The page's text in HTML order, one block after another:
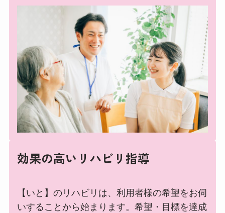
効果の高いリハビリ指導
【いと】のリハビリは、利用者様の希望をお伺
いすることから始まります。希望・目標を達成